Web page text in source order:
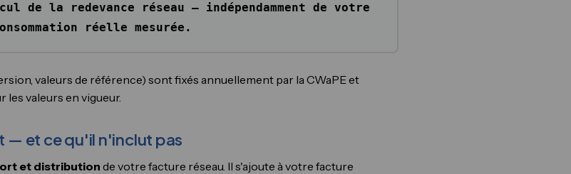
de la redevance réseau — indépendamment de votre
réelle mesurée.
valeurs de référence) sont fixés annuellement par la CWaPE et
les valeurs en vigueur.
— et ce qu'il n'inclut pas
et distributionde votre facture réseau. Il s'ajoute à votre facture